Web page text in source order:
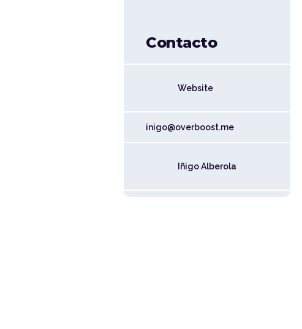
Contacto
Website
inigo@overboost.me
Iñigo Alberola